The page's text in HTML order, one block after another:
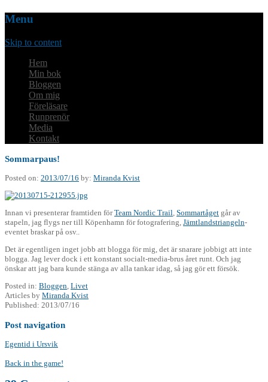
Menu
Skip to content
Hem
Min bok
Bloggen
Om mig
Föreläsare
Runprenör
Media
Kontakt
Sommarpaus!
Posted on: 2013/07/16 by: Miranda Kvist
Innan vi presenterar framtiden förTeam Nordic Trail, Sommartåget går av
stapeln, jag flygs ner till Köpenhamn för fotografering, Jämtlandstriangeln-
eventet braskar på osv..
Det är egentligen inget jobb att blogga för mig, det är snarare jobbigt att inte
blogga. Jag lever dock i ett konstant socialt-media-brus året runt. Och jag
önskar att jag bara kunde stänga av alla tankar idag, så jag gör ett försök.
Posted in: Bloggen, Livet
Articles by Miranda Kvist
Published: 2013/07/16
Post navigation
Egentid i Ursvik
Back in the game!